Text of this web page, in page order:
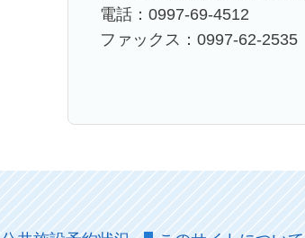
電話：0997-69-4512
ファックス：0997-62-2535